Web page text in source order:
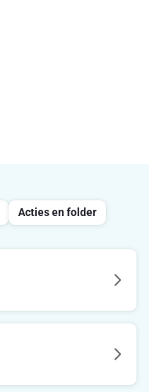
Acties en folder